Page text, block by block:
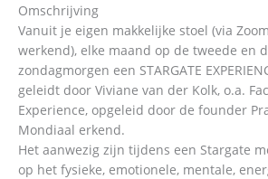
Omschrijving
Vanuit je eigen makkelijke stoel (via
werkend), elke maand op de tweede en
zondagmorgen een STARGATE
geleidt door Viviane van der Kolk, o.a.
Experience, opgeleid door de founder
Mondiaal erkend.
Het aanwezig zijn tijdens een Stargate
op het fysieke, emotionele, mentale,